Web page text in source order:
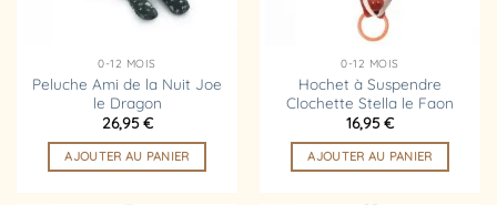
choisies
la
page
du
produit
0-12 MOIS
Peluche Ami de la Nuit Joe
le Dragon
26,95€
AJOUTER AU PANIER
0-12 MOIS
Hochet à Suspendre
Clochette Stella le Faon
16,95€
AJOUTER AU PANIER